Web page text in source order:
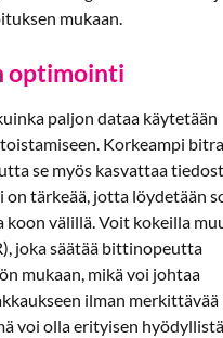
mukaan.
optimointi
paljon dataa käytetään
Korkeampi
se myös kasvattaa
tärkeää, jotta löydetään
koon välillä. Voit kokeilla
joka säätää bittinopeutta
mukaan, mikä voi johtaa
ilman merkittävää
voi olla erityisen